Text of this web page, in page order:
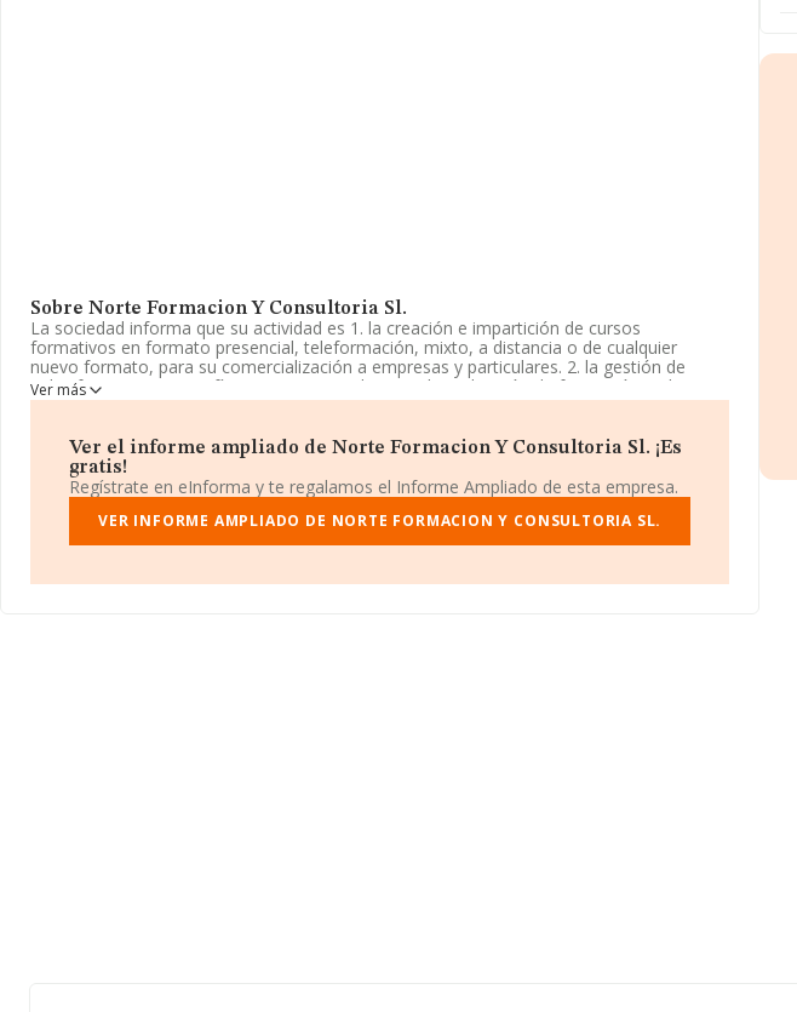
Sobre Norte Formacion Y Consultoria Sl.
La sociedad informa que su actividad es 1. la creación e impartición de cursos
formativos en formato presencial, teleformación, mixto, a distancia o de cualquier
nuevo formato, para su comercialización a empresas y particulares. 2. la gestión de
aulas formativas tanto físicas como virtuales para la realización de formación en los
distinto. La empresa aparece inscrita en el Registro Mercantil como Sociedad Limitada.
actividad en mercados exteriores.
La sociedadNorte Formacion y Consultoría S.L, B98855786, se encuentra en Paseo
De L'albereda núm. 56 12, (46023), en el municipio de Valencia, Comunidad Valenciana.
En base a la información de la que dispone INFORMA sobre 27.784 compañías, en el
que el promedio de la facturación entre todas las empresas es de 151 mil euros. En
Ver más
Ver el informe ampliado de Norte Formacion Y Consultoria Sl. ¡Es
gratis!
Regístrate en eInforma y te regalamos el Informe Ampliado de esta empresa.
VER INFORME AMPLIADO DE NORTE FORMACION Y CONSULTORIA SL.